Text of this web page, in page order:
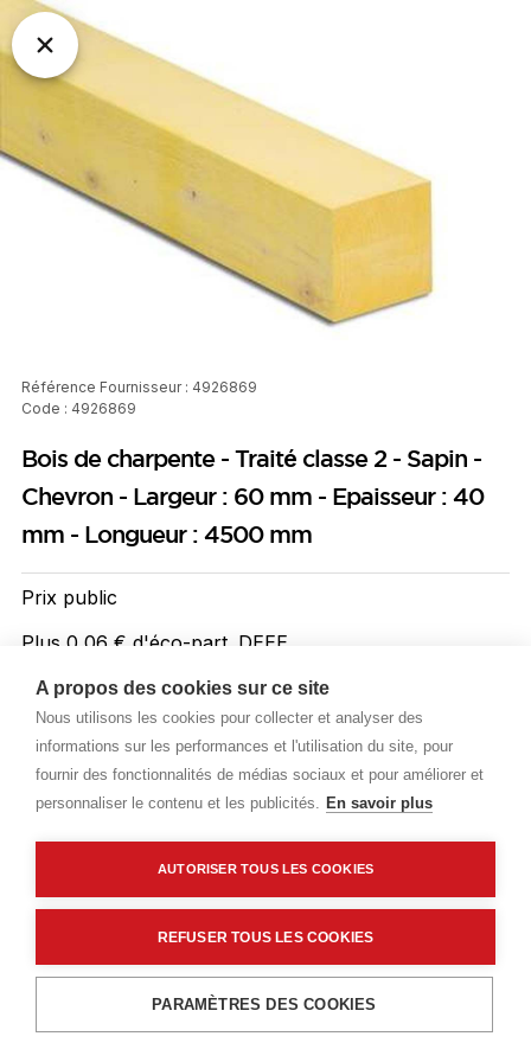
A propos des cookies sur ce site
Nous utilisons les cookies pour collecter et analyser des
informations sur les performances et l'utilisation du site, pour
fournir des fonctionnalités de médias sociaux et pour améliorer et
personnaliser le contenu et les publicités. En savoir plus
AUTORISER TOUS LES COOKIES
REFUSER TOUS LES COOKIES
PARAMÈTRES DES COOKIES
Référence Fournisseur : 4926869
Code : 4926869
Bois de charpente - Traité classe 2 - Sapin -
Chevron - Largeur : 60 mm - Epaisseur : 40
mm - Longueur : 4500 mm
Prix public
Plus 0,06 € d'éco-part. DEEE
2,22 €TTC/ML
Livraisons & enlèvement
Caractéristiques techniques
Ajouter au panier